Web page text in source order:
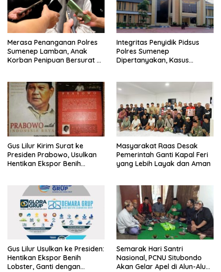
Merasa Penanganan Polres
Sumenep Lamban, Anak
Korban Penipuan Bersurat ke
Integritas Penyidik Pidsus
Polres Sumenep
Dipertanyakan, Kasus
Kepastian
Gus Lilur Kirim Surat ke
Presiden Prabowo, Usulkan
Hentikan Ekspor Benih
Masyarakat Raas Desak
Pemerintah Ganti Kapal Feri
yang Lebih Layak dan Aman
Gus Lilur Usulkan ke Presiden:
Hentikan Ekspor Benih
Lobster, Ganti dengan
Semarak Hari Santri
Nasional, PCNU Situbondo
Akan Gelar Apel di Alun-Alun